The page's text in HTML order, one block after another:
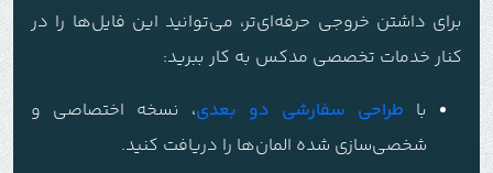
برای داشتن خروجی حرفه‌ای‌تر، می‌توانید این فایل‌ها را در
کنار خدمات تخصصی مدکس به کار ببرید:
با طراحی سفارشی دو بعدی، نسخه اختصاصی و
شخصی‌سازی شده المان‌ها را دریافت کنید.